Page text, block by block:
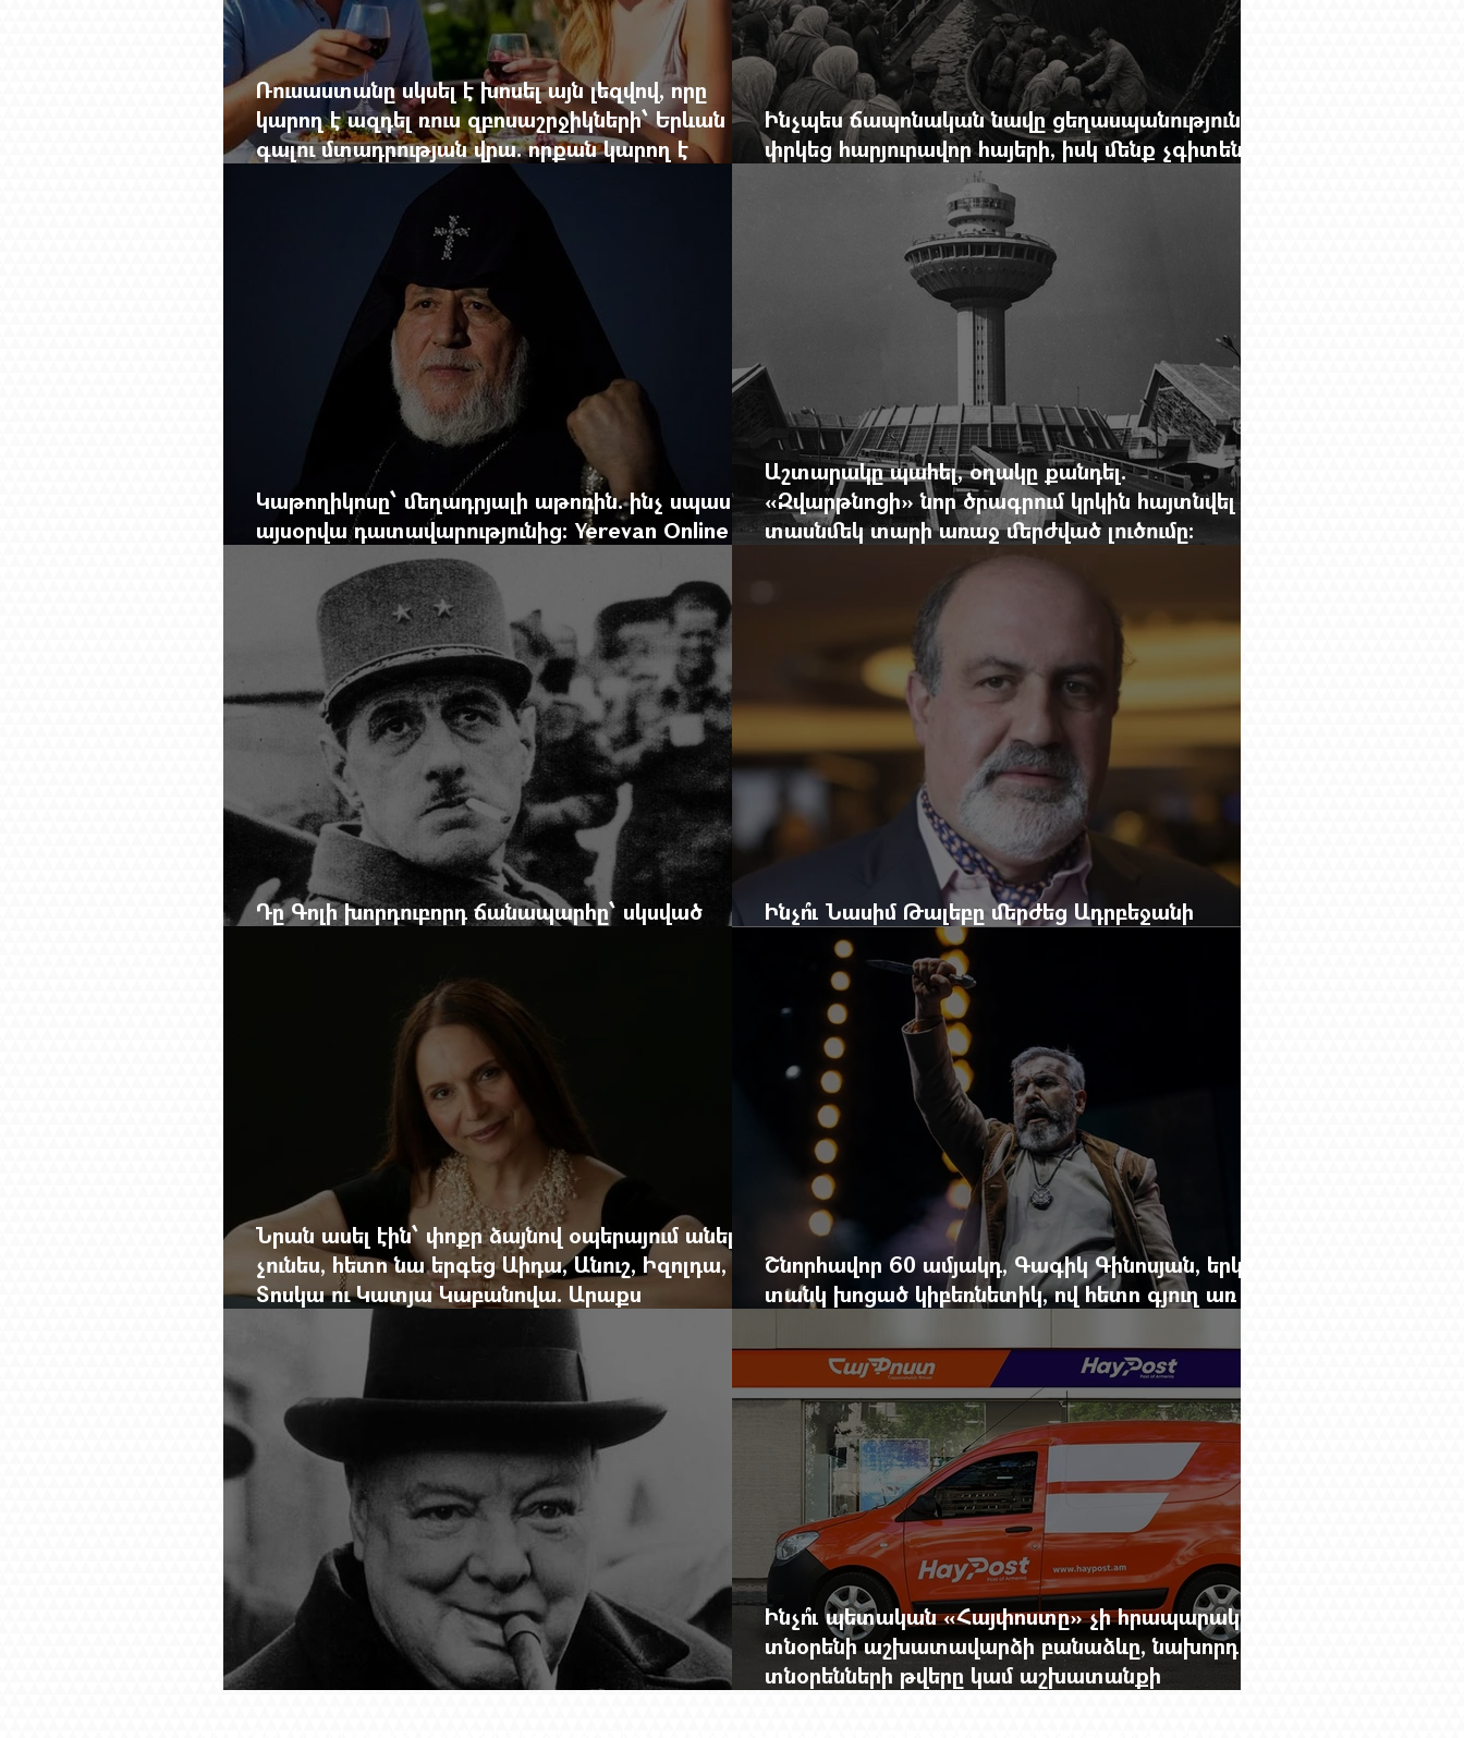
Ռուսաստանը սկսել է խոսել այն լեզվով, որը
կարող է ազդել ռուս զբոսաշրջիկների՝ Երևան
գալու մտադրության վրա. որքան կարող է
խորանալ հայ-ռուսական ճգնաժամը
Ինչպես ճապոնական նավը ցեղասպանությունից
փրկեց հարյուրավոր հայերի, իսկ մենք չգիտենք
հերոս նավապետի անունը՝ Սաձո Հիբիի
Կաթողիկոսը՝ մեղադրյալի աթոռին. ինչ սպասել
այսօրվա դատավարությունից: Yerevan Online
Mag.-ի մեծ ռեպորտաժը
Աշտարակը պահել, օղակը քանդել.
«Զվարթնոցի» նոր ծրագրում կրկին հայտնվել է
տասնմեկ տարի առաջ մերժված լուծումը:
Yerevan Online Mag.-ի մեծ ռեպորտաժը
Դը Գոլի խորդուբորդ ճանապարհը՝ սկսված
Ինչո՞ւ Նասիմ Թալեբը մերժեց Ադրբեջանի
հրավերքը և պաշտպանեց Ռուբեն Վարդանյանին
Նրան ասել էին՝ փոքր ձայնով օպերայում անելիք
չունես, հետո նա երգեց Աիդա, Անուշ, Իզոլդա,
Տոսկա ու Կատյա Կաբանովա. Արաքս
Մանսուրյանը 80 տարեկան է
Շնորհավոր 60 ամյակդ, Գագիկ Գինոսյան, երկու
տանկ խոցած կիբեռնետիկ, ով հետո գյուղ առ
Ինչո՞ւ պետական «Հայփոստը» չի հրապարակում
տնօրենի աշխատավարձի բանաձևը, նախորդ
տնօրենների թվերը կամ աշխատանքի